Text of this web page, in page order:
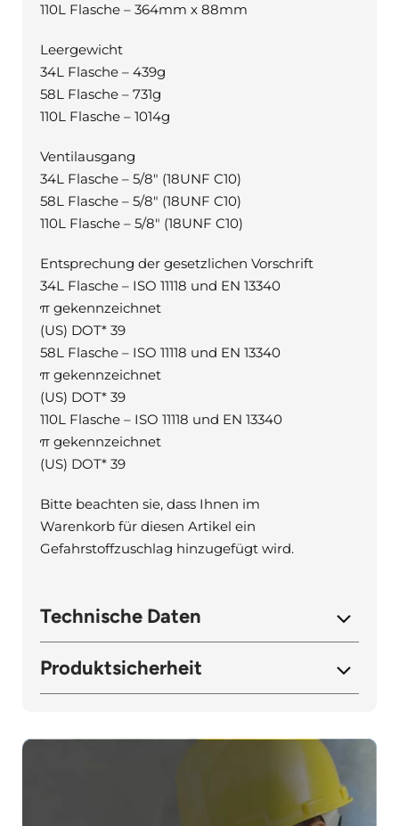
110L Flasche – 364mm x 88mm
Leergewicht
34L Flasche – 439g
58L Flasche – 731g
110L Flasche – 1014g
Ventilausgang
34L Flasche – 5/8″ (18UNF C10)
58L Flasche – 5/8″ (18UNF C10)
110L Flasche – 5/8″ (18UNF C10)
Entsprechung der gesetzlichen Vorschrift
34L Flasche – ISO 11118 und EN 13340
π gekennzeichnet
(US) DOT* 39
58L Flasche – ISO 11118 und EN 13340
π gekennzeichnet
(US) DOT* 39
110L Flasche – ISO 11118 und EN 13340
π gekennzeichnet
(US) DOT* 39
Bitte beachten sie, dass Ihnen im
Warenkorb für diesen Artikel ein
Gefahrstoffzuschlag hinzugefügt wird.
Technische Daten
Produktsicherheit